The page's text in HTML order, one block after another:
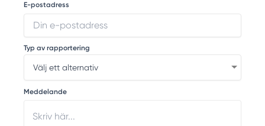
E-postadress
Typ av rapportering
Meddelande